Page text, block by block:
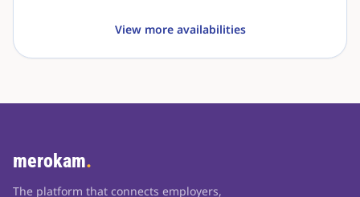
View more availabilities
merokam.
The platform that connects employers,